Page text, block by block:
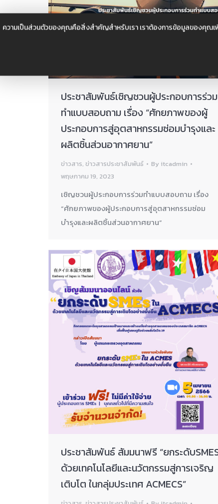
ความเป็นส่วนตัวของคุณคือสิ่งสำคัญสำหรับเรา เราต้องการข้อมูลของคุณเ
ประชาสัมพันธ์เชิญชวนผู้ประกอบการร่วม
ทำแบบสอบถาม เรื่อง “ศักยภาพของผู้
ประกอบการสู่อุตสาหกรรมซ่อมบำรุงและ
ผลิตชิ้นส่วนอากาศยาน”
ข่าวสาร, ข่าวสารประชาสัมพันธ์ By itcadmin
พฤษภาคม 19, 2023
เชิญชวนผู้ประกอบการร่วมทำแบบสอบถาม เรื่อง
“ศักยภาพของผู้ประกอบการสู่อุตสาหกรรมซ่อม
บำรุงและผลิตชิ้นส่วนอากาศยาน”
ประชาสัมพันธ์ สัมมนาฟรี “ยกระดับ
ด้วยเทคโนโลยีและนวัตกรรมสู่การเจริญ
เติบโต ในกลุ่มประเทศ ACMECS”